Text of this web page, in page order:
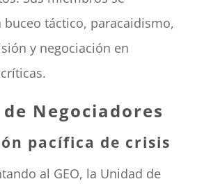
buceo táctico, paracaidismo,
y negociación en
Negociadores
pacífica de crisis
al GEO, la Unidad de